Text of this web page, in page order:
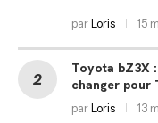
parLoris 15
Toyota bZ3X
changer pour
parLoris 13